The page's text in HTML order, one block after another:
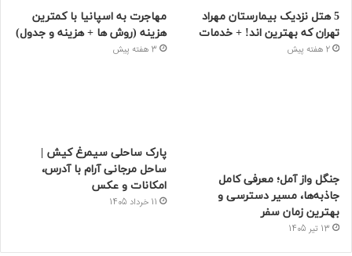
5 هتل نزدیک بیمارستان مهراد
تهران که بهترین‌ اند! + خدمات
2 هفته پیش
مهاجرت به اسپانیا با کمترین
هزینه (روش ها + هزینه و جدول)
3 هفته پیش
جنگل واز آمل؛ معرفی کامل
جاذبه‌ها، مسیر دسترسی و
بهترین زمان سفر
13 تیر 1405
پارک ساحلی سیمرغ کیش |
ساحل مرجانی آرام با آدرس،
امکانات و عکس
11 خرداد 1405